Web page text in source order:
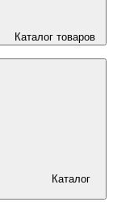
Каталог товаров
Каталог